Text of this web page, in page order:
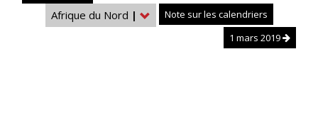
Afrique du Nord |
Note sur les calendriers
1 mars 2019